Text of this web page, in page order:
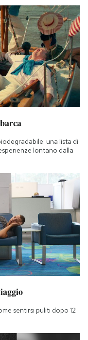
una lista di
lontano dalla
sentirsi puliti dopo 12